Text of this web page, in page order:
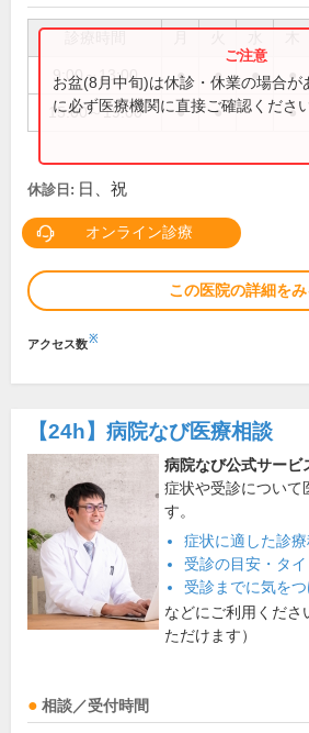
9:00～13:00 ● ● ● ●
15:00～19:00 ● ● ●
お盆(8月中旬)は休診・休業の場合が
に必ず医療機関に直接ご確認ください
休診日: 日、祝
オンライン診療
この医院の詳細をみ
アクセス数※
【24h】 病院なび医療相談
病院なび公式サービ
症状や受診について
す。
症状に適した診
受診の目安・タ
受診までに気をつ
などにご利用くださ
ただけます）
相談／受付時間